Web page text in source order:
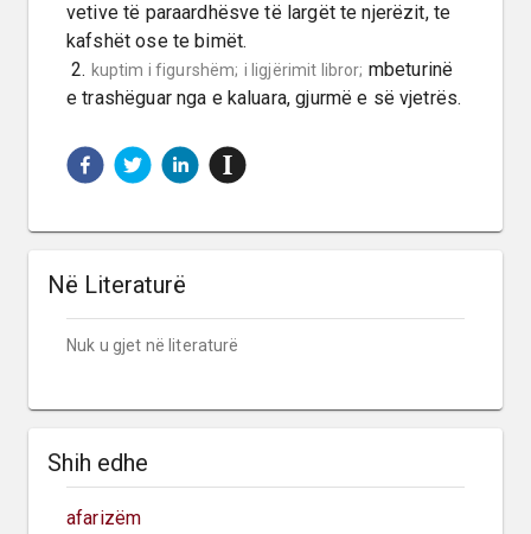
vetive të paraardhësve të largët te njerëzit, te
kafshët ose te bimët.
2. kuptim i figurshëm; i ligjërimit libror; mbeturinë
e trashëguar nga e kaluara, gjurmë e së vjetrës.
Në Literaturë
Nuk u gjet në literaturë
Shih edhe
afarizëm